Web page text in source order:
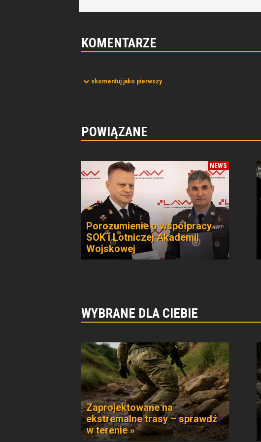
KOMENTARZE
skomentuj jako pierwszy
POWIĄZANE
NEWS
Porozumienie o współpracy
SOK i Lotniczej Akademii
Wojskowej
WYBRANE DLA CIEBIE
Zaprojektowane na
ekstremalne trasy – sprawdź
w terenie »